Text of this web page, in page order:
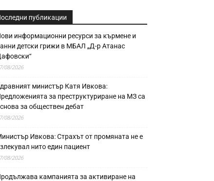
публикации
информационни ресурси за кърмене и
детски грижи в МБАЛ „Д-р Атанас
08/2026
министър Катя Ивкова:
за преструктуриране на МЗ са
за обществен дебат
08/2026
Ивкова: Страхът от промяната не е
нито един пациент
08/2026
кампанията за активиране на